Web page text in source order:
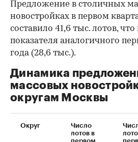
Предложение в столичных
новостройках в первом
составило 41,6 тыс. лотов,
показателя аналогичного
года (28,6 тыс.).
Динамика
массовых
округам Москвы
Округ
Число
лотов в
первом